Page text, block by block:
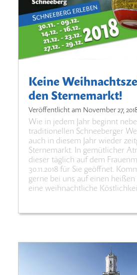
Keine
den Sternemarkt!
Veröffentlicht am November 27,
Wie in jedem Jahr beginnt
traditionellen Schneeberger
auch in diesem Jahr wieder
Sternemarkt. In gemütlicher
dieser täglich auf dem
30.11.2018 für Sie geöffnet.
gerne bei uns auf einen
eine weihnachtliche